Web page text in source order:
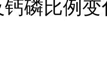
钙磷比例